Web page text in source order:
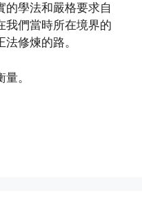
的學法和嚴格要求自
我們當時所在境界的
修煉的路。
。